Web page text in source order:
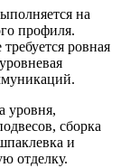
на
профиля.
ровная
уровня,
сборка
и
отделку.